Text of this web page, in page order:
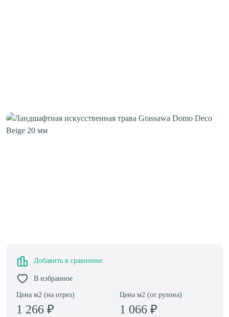
Цена м2 (на отрез)
1 266 ₽
Цена м2 (от рулона)
1 066 ₽
Добавить в сравнение
В избранное